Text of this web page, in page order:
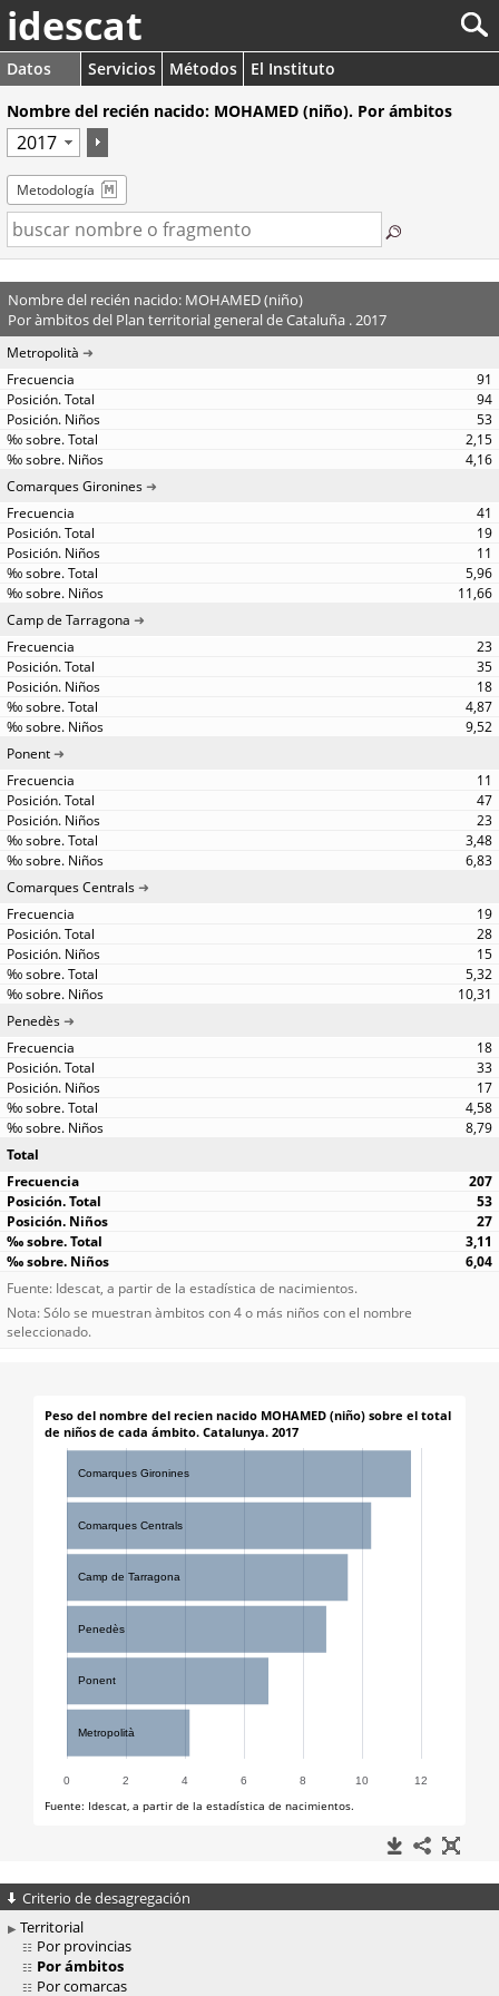
idescat
Datos Servicios Métodos
El Instituto
Nombre del recién nacido: MOHAMED (niño). Por ámbitos
Metodología
Nombre del recién nacido: MOHAMED (niño)
Por àmbitos del Plan territorial general de Cataluña . 2017
Metropolità
91
94
53
2,15
4,16
Comarques Gironines
41
19
11
5,96
11,66
Camp de Tarragona
23
35
18
4,87
9,52
Ponent
11
47
23
3,48
6,83
Comarques Centrals
19
28
15
5,32
10,31
Penedès
18
33
17
4,58
8,79
Total
207
53
27
3,11
6,04
Fuente: Idescat, a partir de la estadística de nacimientos.
Nota: Sólo se muestran àmbitos con 4 o más niños con el nombre
seleccionado.
Criterio de desagregación
Territorial
Por provincias
Por ámbitos
Por comarcas